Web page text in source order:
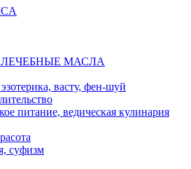
МАСЛА
васту, фен-шуй
питание, ведическая кулинария
суфизм